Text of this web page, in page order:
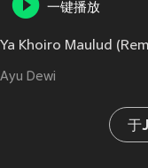
一键播放
Ya Khoiro Maulud
Ayu Dewi
于